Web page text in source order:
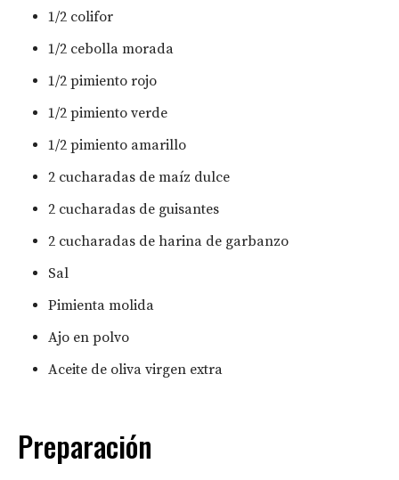
1/2 colifor
1/2 cebolla morada
1/2 pimiento rojo
1/2 pimiento verde
1/2 pimiento amarillo
2 cucharadas de maíz dulce
2 cucharadas de guisantes
2 cucharadas de harina de garbanzo
Sal
Pimienta molida
Ajo en polvo
Aceite de oliva virgen extra
Preparación